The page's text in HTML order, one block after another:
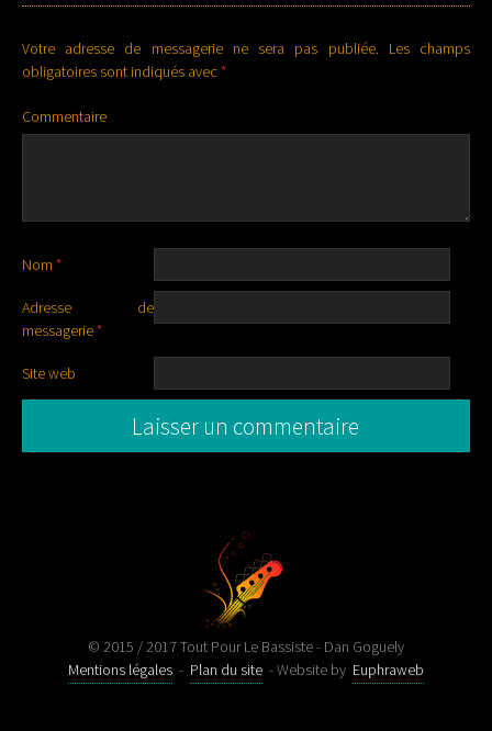
Votre adresse de messagerie ne sera pas publiée. Les champs
obligatoires sont indiqués avec*
Commentaire
Nom *
Adresse de
messagerie*
Site web
© 2015 / 2017 Tout Pour Le Bassiste - Dan Goguely
Mentions légales - Plan du site - Website by Euphraweb